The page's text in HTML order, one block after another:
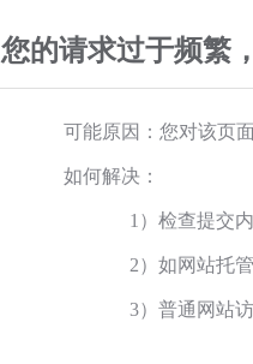
您的请求过于频繁
可能原因：您对该页
如何解决：
1）检查提交
2）如网站托
3）普通网站